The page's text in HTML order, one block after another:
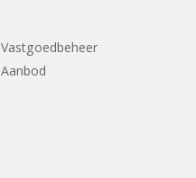
Vastgoedbeheer
Aanbod